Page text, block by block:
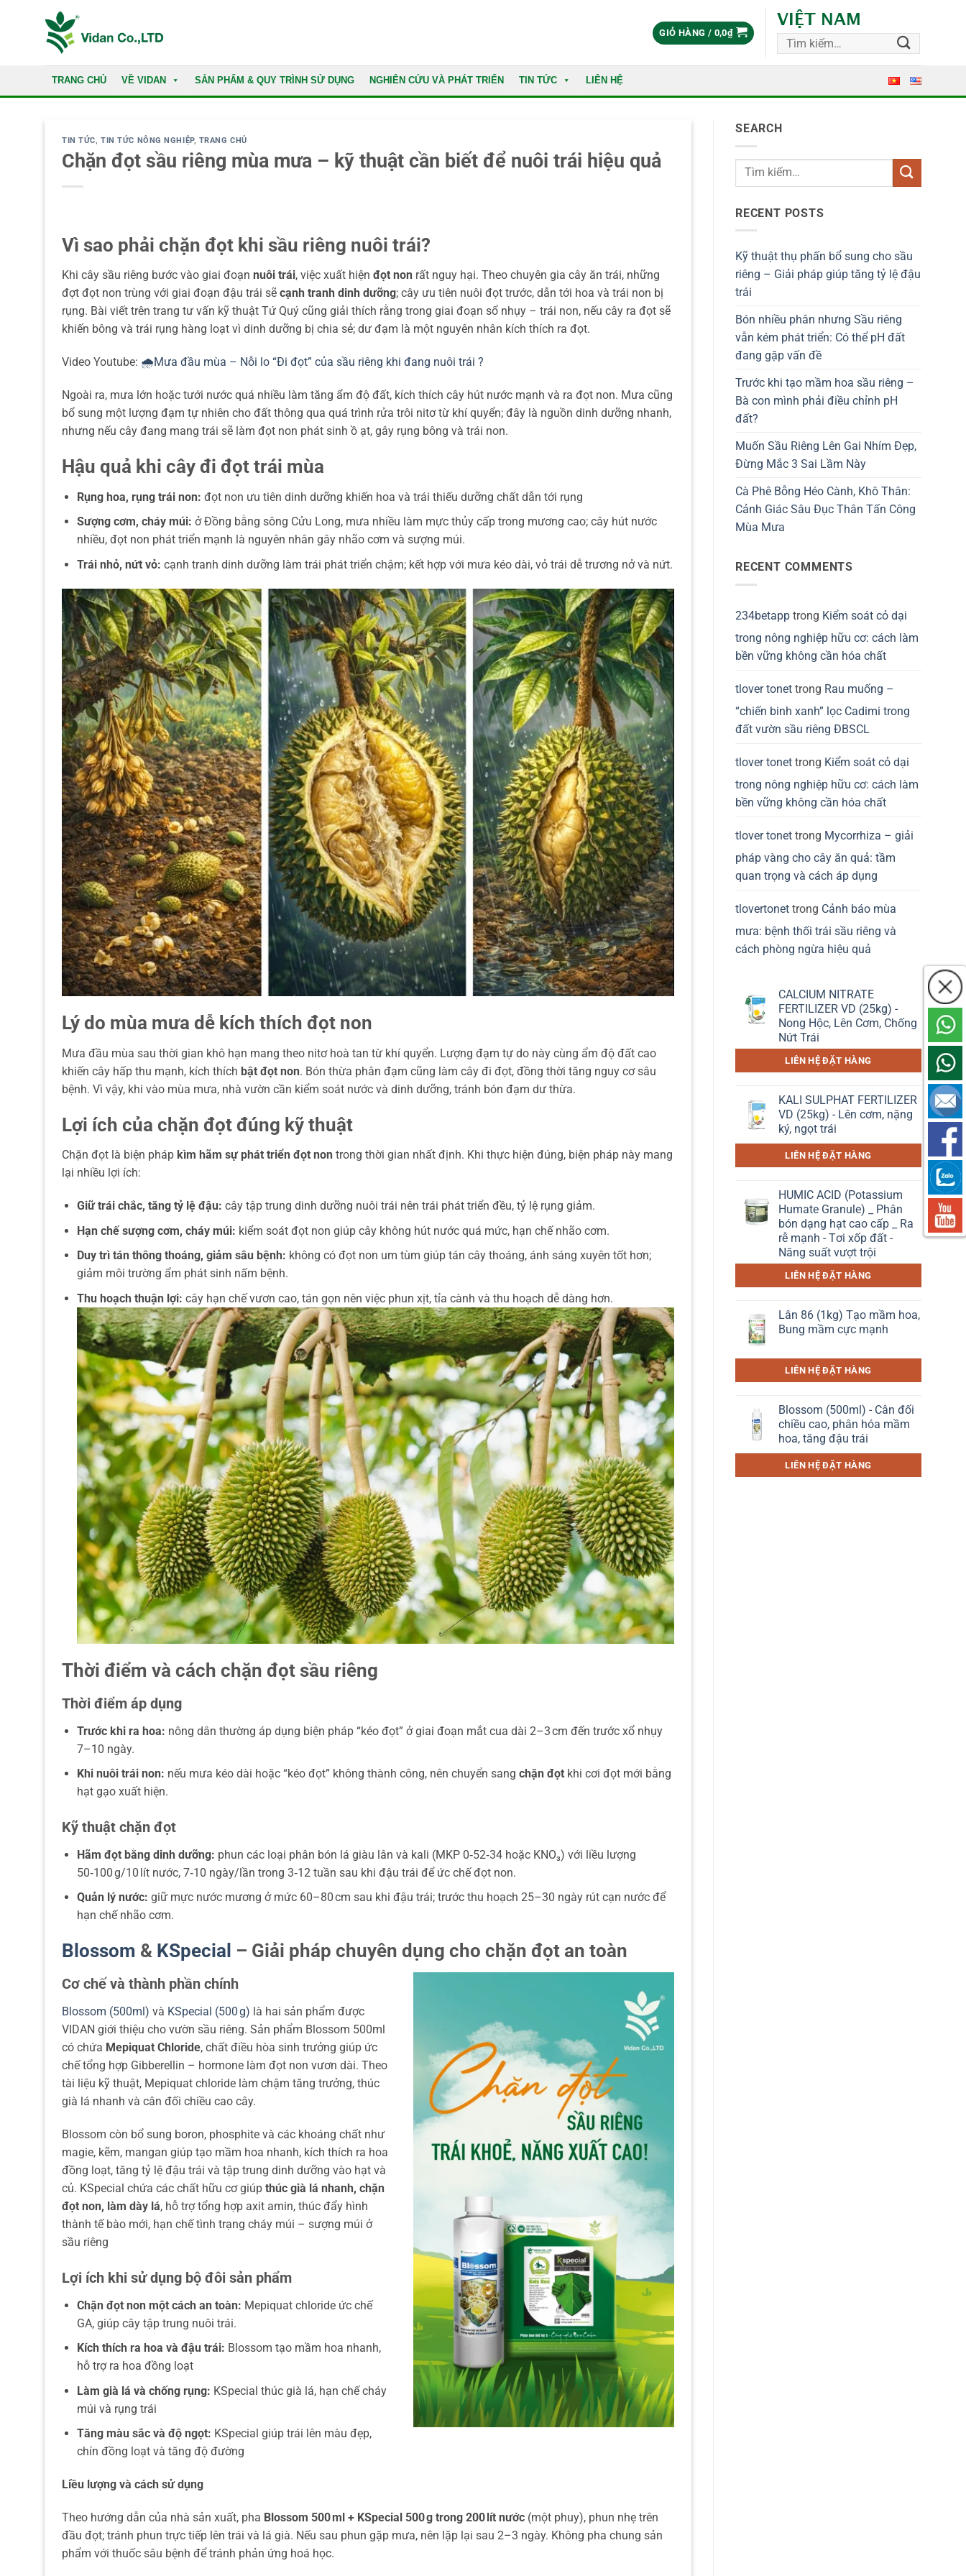
GIỎ HÀNG / 0,0₫
VIỆT NAM
Tìm
kiếm:
TRANG CHỦ VỀ VIDAN SẢN PHẨM & QUY TRÌNH SỬ DỤNG NGHIÊN CỨU VÀ PHÁT TRIỂN TIN TỨC LIÊN HỆ
TIN TỨC,TIN TỨC NÔNG NGHIỆP, TRANG CHỦ
Chặn đọt sầu riêng mùa mưa – kỹ thuật cần biết để nuôi trái hiệu quả
Vì sao phải chặn đọt khi sầu riêng nuôi trái?
Khi cây sầu riêng bước vào giai đoạn nuôi trái, việc xuất hiện đọt non rất nguy hại. Theo chuyên gia cây ăn trái, những
đợt đọt non trùng với giai đoạn đậu trái sẽ cạnh tranh dinh dưỡng; cây ưu tiên nuôi đọt trước, dẫn tới hoa và trái non bị
rụng. Bài viết trên trang tư vấn kỹ thuật Tứ Quý cũng giải thích rằng trong giai đoạn sổ nhụy – trái non, nếu cây ra đọt sẽ
khiến bông và trái rụng hàng loạt vì dinh dưỡng bị chia sẻ; dư đạm là một nguyên nhân kích thích ra đọt.
Video Youtube: 🌧️Mưa đầu mùa – Nỗi lo “Đi đọt” của sầu riêng khi đang nuôi trái ?
Ngoài ra, mưa lớn hoặc tưới nước quá nhiều làm tăng ẩm độ đất, kích thích cây hút nước mạnh và ra đọt non. Mưa cũng
bổ sung một lượng đạm tự nhiên cho đất thông qua quá trình rửa trôi nitơ từ khí quyển; đây là nguồn dinh dưỡng nhanh,
nhưng nếu cây đang mang trái sẽ làm đọt non phát sinh ồ ạt, gây rụng bông và trái non.
Hậu quả khi cây đi đọt trái mùa
Rụng hoa, rụng trái non: đọt non ưu tiên dinh dưỡng khiến hoa và trái thiếu dưỡng chất dẫn tới rụng
Sượng cơm, cháy múi: ở Đồng bằng sông Cửu Long, mưa nhiều làm mực thủy cấp trong mương cao; cây hút nước
nhiều, đọt non phát triển mạnh là nguyên nhân gây nhão cơm và sượng múi.
Trái nhỏ, nứt vỏ: cạnh tranh dinh dưỡng làm trái phát triển chậm; kết hợp với mưa kéo dài, vỏ trái dễ trương nở và nứt.
Lý do mùa mưa dễ kích thích đọt non
Mưa đầu mùa sau thời gian khô hạn mang theo nitơ hoà tan từ khí quyển. Lượng đạm tự do này cùng ẩm độ đất cao
khiến cây hấp thu mạnh, kích thích bật đọt non. Bón thừa phân đạm cũng làm cây đi đọt, đồng thời tăng nguy cơ sâu
bệnh. Vì vậy, khi vào mùa mưa, nhà vườn cần kiểm soát nước và dinh dưỡng, tránh bón đạm dư thừa.
Lợi ích của chặn đọt đúng kỹ thuật
Chặn đọt là biện pháp kìm hãm sự phát triển đọt non trong thời gian nhất định. Khi thực hiện đúng, biện pháp này mang
lại nhiều lợi ích:
Giữ trái chắc, tăng tỷ lệ đậu: cây tập trung dinh dưỡng nuôi trái nên trái phát triển đều, tỷ lệ rụng giảm.
Hạn chế sượng cơm, cháy múi: kiểm soát đọt non giúp cây không hút nước quá mức, hạn chế nhão cơm.
Duy trì tán thông thoáng, giảm sâu bệnh: không có đọt non um tùm giúp tán cây thoáng, ánh sáng xuyên tốt hơn;
giảm môi trường ẩm phát sinh nấm bệnh.
Thu hoạch thuận lợi: cây hạn chế vươn cao, tán gọn nên việc phun xịt, tỉa cành và thu hoạch dễ dàng hơn.
Thời điểm và cách chặn đọt sầu riêng
Thời điểm áp dụng
Trước khi ra hoa: nông dân thường áp dụng biện pháp “kéo đọt” ở giai đoạn mắt cua dài 2–3 cm đến trước xổ nhụy
7–10 ngày.
Khi nuôi trái non: nếu mưa kéo dài hoặc “kéo đọt” không thành công, nên chuyển sang chặn đọtkhi cơi đọt mới bằng
hạt gạo xuất hiện.
Kỹ thuật chặn đọt
Hãm đọt bằng dinh dưỡng: phun các loại phân bón lá giàu lân và kali (MKP 0‑52‑34 hoặc KNO₃) với liều lượng
50‑100 g/10 lít nước, 7‑10 ngày/lần trong 3‑12 tuần sau khi đậu trái để ức chế đọt non.
Quản lý nước: giữ mực nước mương ở mức 60–80 cm sau khi đậu trái; trước thu hoạch 25–30 ngày rút cạn nước để
hạn chế nhão cơm.
Blossom & KSpecial – Giải pháp chuyên dụng cho chặn đọt an toàn
Cơ chế và thành phần chính
Blossom (500ml) và KSpecial (500 g) là hai sản phẩm được
VIDAN giới thiệu cho vườn sầu riêng. Sản phẩm Blossom 500ml
có chứa Mepiquat Chloride, chất điều hòa sinh trưởng giúp ức
chế tổng hợp Gibberellin – hormone làm đọt non vươn dài. Theo
tài liệu kỹ thuật, Mepiquat chloride làm chậm tăng trưởng, thúc
già lá nhanh và cân đối chiều cao cây.
Blossom còn bổ sung boron, phosphite và các khoáng chất như
magie, kẽm, mangan giúp tạo mầm hoa nhanh, kích thích ra hoa
đồng loạt, tăng tỷ lệ đậu trái và tập trung dinh dưỡng vào hạt và
củ. KSpecial chứa các chất hữu cơ giúp thúc già lá nhanh, chặn
đọt non, làm dày lá, hỗ trợ tổng hợp axit amin, thúc đẩy hình
thành tế bào mới, hạn chế tình trạng cháy múi – sượng múi ở
sầu riêng
Lợi ích khi sử dụng bộ đôi sản phẩm
Chặn đọt non một cách an toàn: Mepiquat chloride ức chế
GA, giúp cây tập trung nuôi trái.
Kích thích ra hoa và đậu trái: Blossom tạo mầm hoa nhanh,
hỗ trợ ra hoa đồng loạt
Làm già lá và chống rụng: KSpecial thúc già lá, hạn chế cháy
múi và rụng trái
Tăng màu sắc và độ ngọt: KSpecial giúp trái lên màu đẹp,
chín đồng loạt và tăng độ đường
Liều lượng và cách sử dụng
Theo hướng dẫn của nhà sản xuất, pha Blossom 500 ml + KSpecial 500 g trong 200 lít nước (một phuy), phun nhẹ trên
đầu đọt; tránh phun trực tiếp lên trái và lá già. Nếu sau phun gặp mưa, nên lặp lại sau 2–3 ngày. Không pha chung sản
phẩm với thuốc sâu bệnh để tránh phản ứng hoá học.
SEARCH
RECENT POSTS
Kỹ thuật thụ phấn bổ sung cho sầu
riêng – Giải pháp giúp tăng tỷ lệ đậu
trái
Bón nhiều phân nhưng Sầu riêng
vẫn kém phát triển: Có thể pH đất
đang gặp vấn đề
Trước khi tạo mầm hoa sầu riêng –
Bà con mình phải điều chỉnh pH
đất?
Muốn Sầu Riêng Lên Gai Nhím Đẹp,
Đừng Mắc 3 Sai Lầm Này
Cà Phê Bỗng Héo Cành, Khô Thân:
Cảnh Giác Sâu Đục Thân Tấn Công
Mùa Mưa
RECENT COMMENTS
234betapp trong Kiểm soát cỏ dại
trong nông nghiệp hữu cơ: cách làm
bền vững không cần hóa chất
tlover tonet trong Rau muống –
“chiến binh xanh” lọc Cadimi trong
đất vườn sầu riêng ĐBSCL
tlover tonet trong Kiểm soát cỏ dại
trong nông nghiệp hữu cơ: cách làm
bền vững không cần hóa chất
tlover tonet trong Mycorrhiza – giải
pháp vàng cho cây ăn quả: tầm
quan trọng và cách áp dụng
tlovertonet trong Cảnh báo mùa
mưa: bệnh thối trái sầu riêng và
cách phòng ngừa hiệu quả
CALCIUM NITRATE
FERTILIZER VD (25kg) -
Nong Hộc, Lên Cơm, Chống
Nứt Trái
LIÊN HỆ ĐẶT HÀNG
KALI SULPHAT FERTILIZER
VD (25kg) - Lên cơm, nặng
ký, ngọt trái
LIÊN HỆ ĐẶT HÀNG
HUMIC ACID (Potassium
Humate Granule) _ Phân
bón dạng hạt cao cấp _ Ra
rễ mạnh - Tơi xốp đất -
Năng suất vượt trội
LIÊN HỆ ĐẶT HÀNG
Lân 86 (1kg) Tạo mầm hoa,
Bung mầm cực mạnh
LIÊN HỆ ĐẶT HÀNG
Blossom (500ml) - Cân đối
chiều cao, phân hóa mầm
hoa, tăng đậu trái
LIÊN HỆ ĐẶT HÀNG